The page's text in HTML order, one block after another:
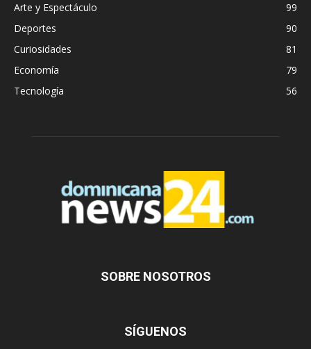
Arte y Espectáculo
99
Deportes
90
Curiosidades
81
Economía
79
Tecnología
56
SOBRE NOSOTROS
SÍGUENOS